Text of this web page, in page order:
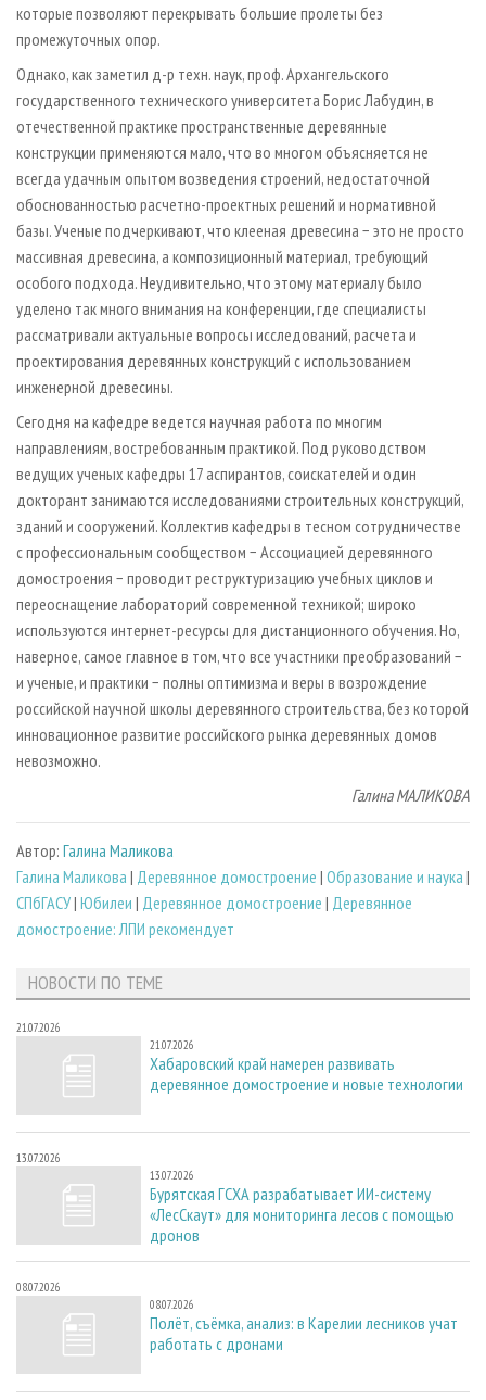
которые позволяют перекрывать большие пролеты без
промежуточных опор.
Однако, как заметил д-р техн. наук, проф. Архангельского
государственного технического университета Борис Лабудин, в
отечественной практике пространственные деревянные
конструкции применяются мало, что во многом объясняется не
всегда удачным опытом возведения строений, недостаточной
обоснованностью расчетно-проектных решений и нормативной
базы. Ученые подчеркивают, что клееная древесина − это не просто
массивная древесина, а композиционный материал, требующий
особого подхода. Неудивительно, что этому материалу было
уделено так много внимания на конференции, где специалисты
рассматривали актуальные вопросы исследований, расчета и
проектирования деревянных конструкций с использованием
инженерной древесины.
Сегодня на кафедре ведется научная работа по многим
направлениям, востребованным практикой. Под руководством
ведущих ученых кафедры 17 аспирантов, соискателей и один
докторант занимаются исследованиями строительных конструкций,
зданий и сооружений. Коллектив кафедры в тесном сотрудничестве
с профессиональным сообществом − Ассоциацией деревянного
домостроения − проводит реструктуризацию учебных циклов и
переоснащение лабораторий современной техникой; широко
используются интернет-ресурсы для дистанционного обучения. Но,
наверное, самое главное в том, что все участники преобразований −
и ученые, и практики − полны оптимизма и веры в возрождение
российской научной школы деревянного строительства, без которой
инновационное развитие российского рынка деревянных домов
невозможно.
Галина МАЛИКОВА
Автор: Галина Маликова
Галина Маликова | Деревянное домостроение | Образование и наука |
СПбГАСУ| Юбилеи | Деревянное домостроение | Деревянное
домостроение: ЛПИ рекомендует
НОВОСТИ ПО ТЕМЕ
21.07.2026
21.07.2026
Хабаровский край намерен развивать
деревянное домостроение и новые технологии
13.07.2026
13.07.2026
Бурятская ГСХА разрабатывает ИИ-систему
«ЛесСкаут» для мониторинга лесов с помощью
дронов
08.07.2026
08.07.2026
Полёт, съёмка, анализ: в Карелии лесников учат
работать с дронами